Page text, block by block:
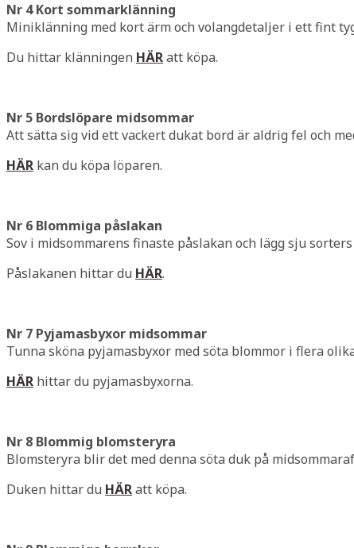
Nr 4 Kort sommarklänning
Miniklänning med kort ärm och volangdetaljer i ett fint
Du hittar klänningen HÄRatt köpa.
Nr 5 Bordslöpare midsommar
Att sätta sig vid ett vackert dukat bord är aldrig fel och
HÄR kan du köpa löparen.
Nr 6 Blommiga påslakan
Sov i midsommarens finaste påslakan och lägg sju
Påslakanen hittar du HÄR.
Nr 7 Pyjamasbyxor midsommar
Tunna sköna pyjamasbyxor med söta blommor i flera
HÄR hittar du pyjamasbyxorna.
Nr 8 Blommig blomsteryra
Blomsteryra blir det med denna söta duk på
Duken hittar du HÄRatt köpa.